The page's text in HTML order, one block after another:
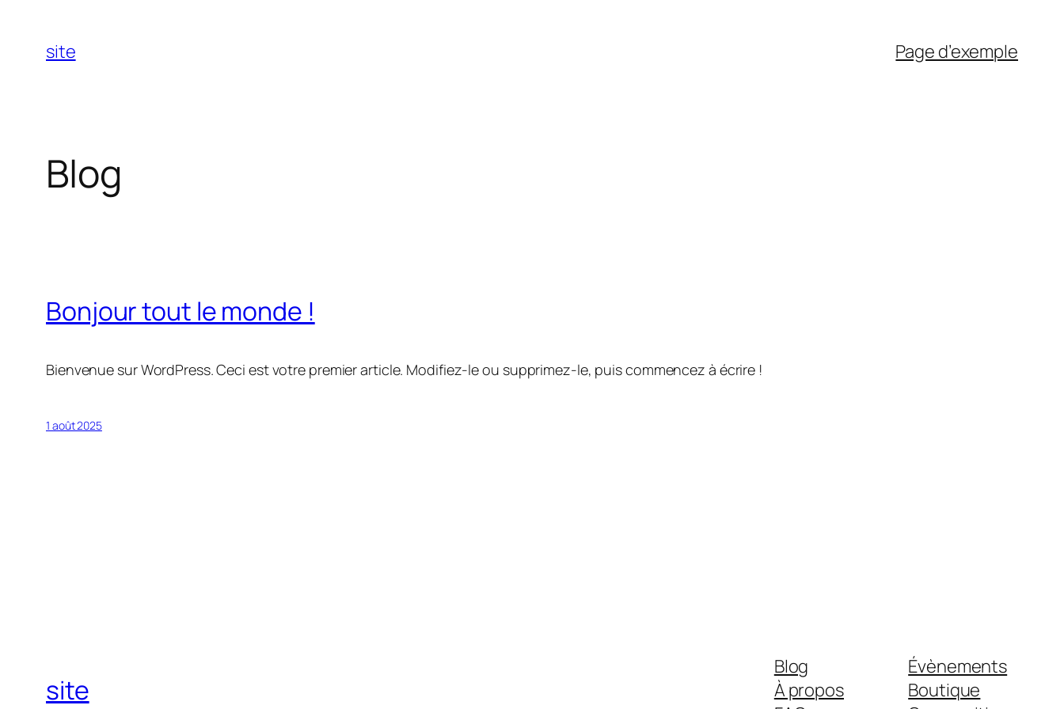
contenu
site Page d’exemple
Blog
Bonjour tout le monde !
Bienvenue sur WordPress. Ceci est votre premier article. Modifiez-le ou supprimez-le, puis commencez à écrire !
1 août 2025
site
Blog
À propos
Évènements
Boutique